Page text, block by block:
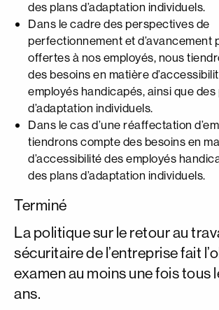
des plans d’adaptation individuels.
Dans le cadre des perspectives de
perfectionnement et d’avancement
offertes à nos employés, nous
des besoins en matière
employés handicapés, ainsi que des
d’adaptation individuels.
Dans le cas d’une réaffectation
tiendrons compte des besoins en
d’accessibilité des employés
des plans d’adaptation individuels.
Terminé
La politique sur le retour au
sécuritaire de l’entreprise fait
examen au moins une fois tous
ans.